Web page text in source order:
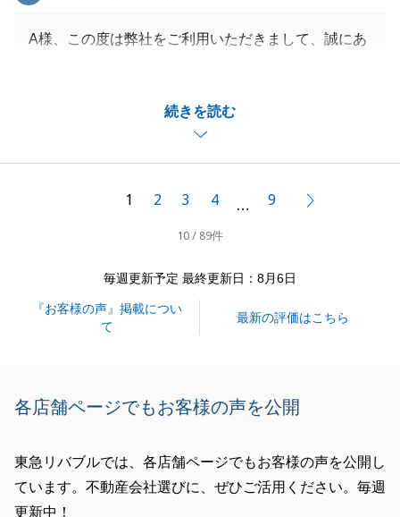
続きを読む
A様、この度は弊社をご利用いただきまして、誠にあ
絞られていらっしゃいましたので、私も、何とかお力
になりたいという気持ちでございました。
気持ちの良い購入になられたとのこと、お褒めの言葉
お仕事もお忙しい中で、ご協力を賜り、誠にありがと
不動産にかかわるお困りごとがございましたら、お気
軽にお申し付けください。
今後とも、何卒よろしくお願いいたします。
閉じる
1 2 3 4 … 9
10 / 89件
毎週更新予定 最終更新日：8月6日
『お客様の声』掲載につい
て
最新の評価はこちら
各店舗ページでもお客様の声を公開
東急リバブルでは、各店舗ページでもお客様の声を公開し
ています。不動産会社選びに、ぜひご活用ください。毎週
更新中！